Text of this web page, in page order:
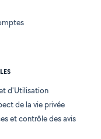
d'Utilisation
de la vie privée
et contrôle des avis